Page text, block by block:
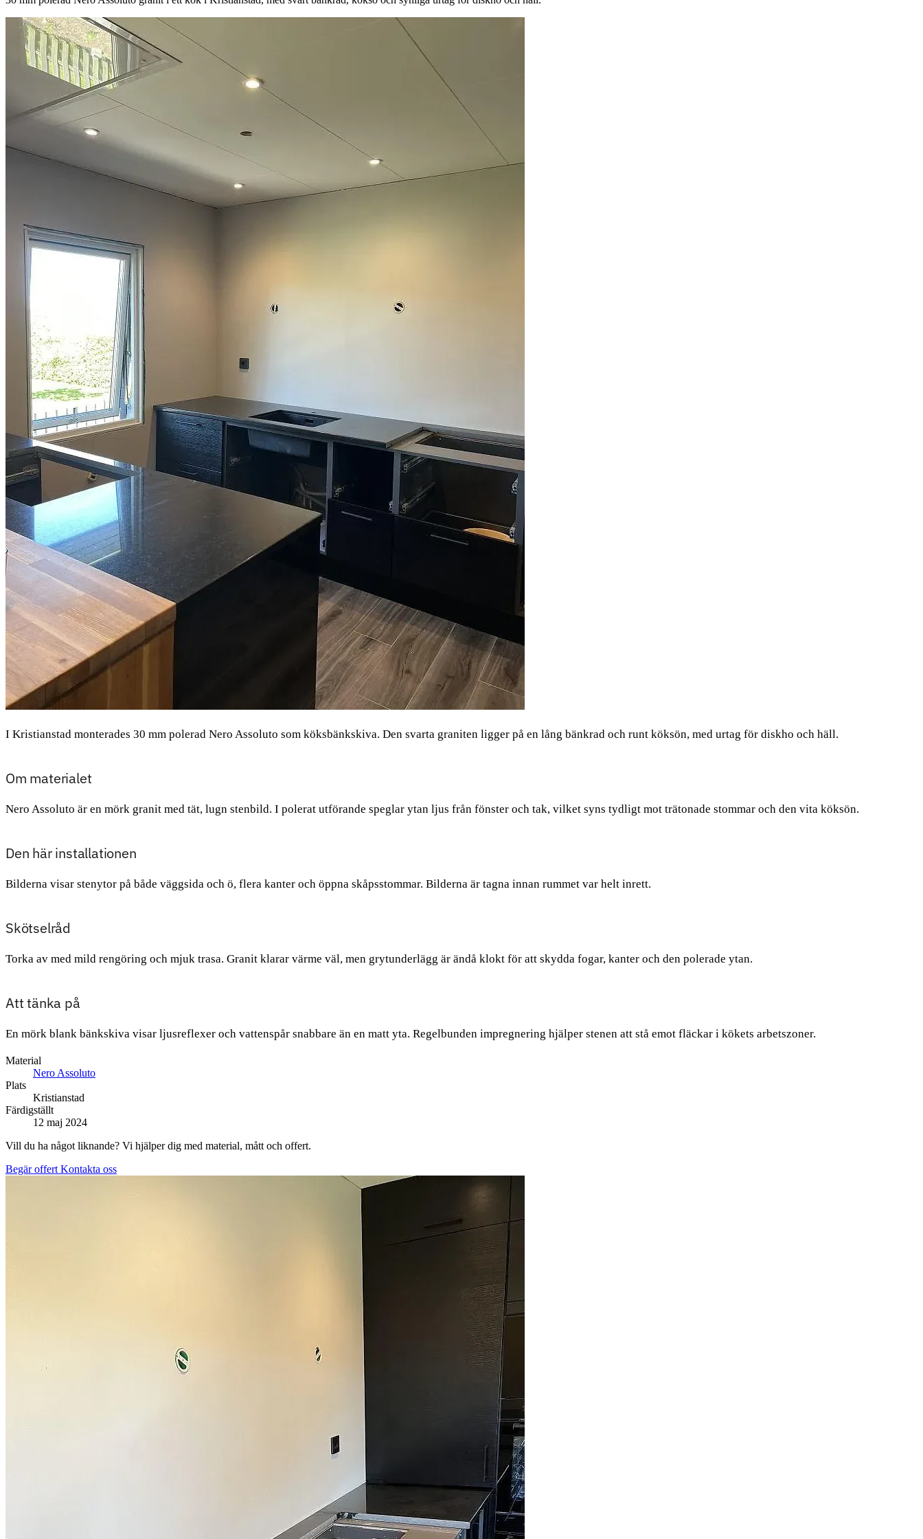
I Kristianstad monterades 30 mm polerad Nero Assoluto som köksbänkskiva. Den svarta graniten ligger på en lång bänkrad och runt köksön, med urtag för diskho och häll.
Om materialet
Nero Assoluto är en mörk granit med tät, lugn stenbild. I polerat utförande speglar ytan ljus från fönster och tak, vilket syns tydligt mot trätonade stommar och den vita köksön.
Den här installationen
Bilderna visar stenytor på både väggsida och ö, flera kanter och öppna skåpsstommar. Bilderna är tagna innan rummet var helt inrett.
Skötselråd
Torka av med mild rengöring och mjuk trasa. Granit klarar värme väl, men grytunderlägg är ändå klokt för att skydda fogar, kanter och den polerade ytan.
Att tänka på
En mörk blank bänkskiva visar ljusreflexer och vattenspår snabbare än en matt yta. Regelbunden impregnering hjälper stenen att stå emot fläckar i kökets arbetszoner.
Material
Nero Assoluto
Plats
Kristianstad
Färdigställt
12 maj 2024
Vill du ha något liknande? Vi hjälper dig med material, mått och offert.
Begär offert Kontakta oss